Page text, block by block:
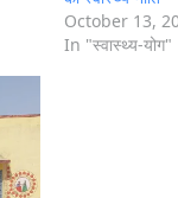
October 13,
In "स्‍वास्‍थ्‍य-योग"